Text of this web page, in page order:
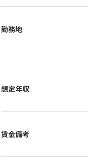
勤務地
想定年収
賃金備考